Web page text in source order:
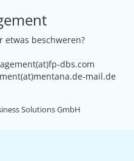
etwas beschweren?
dbs.com
mail.de
Solutions GmbH